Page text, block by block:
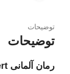
توضیحات
توضیحات
رمان آلمانی Schubert